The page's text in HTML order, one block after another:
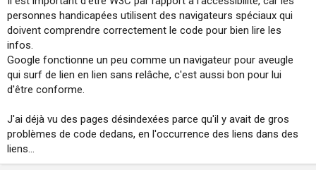
personnes handicapées utilisent des navigateurs spéciaux qui
doivent comprendre correctement le code pour bien lire les
infos.
Google fonctionne un peu comme un navigateur pour aveugle
qui surf de lien en lien sans relâche, c'est aussi bon pour lui
d'être conforme.
J'ai déjà vu des pages désindexées parce qu'il y avait de gros
problèmes de code dedans, en l'occurrence des liens dans des
liens...